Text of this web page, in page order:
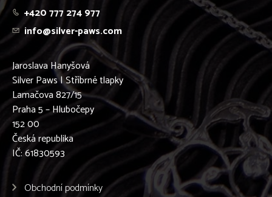
+420 777 274 977
info@silver-paws.com
Jaroslava Hanyšová
Silver Paws | Stříbrné tlapky
Lamačova 827/15
Praha 5 – Hlubočepy
152 00
Česká republika
IČ: 61830593
Obchodní podmínky